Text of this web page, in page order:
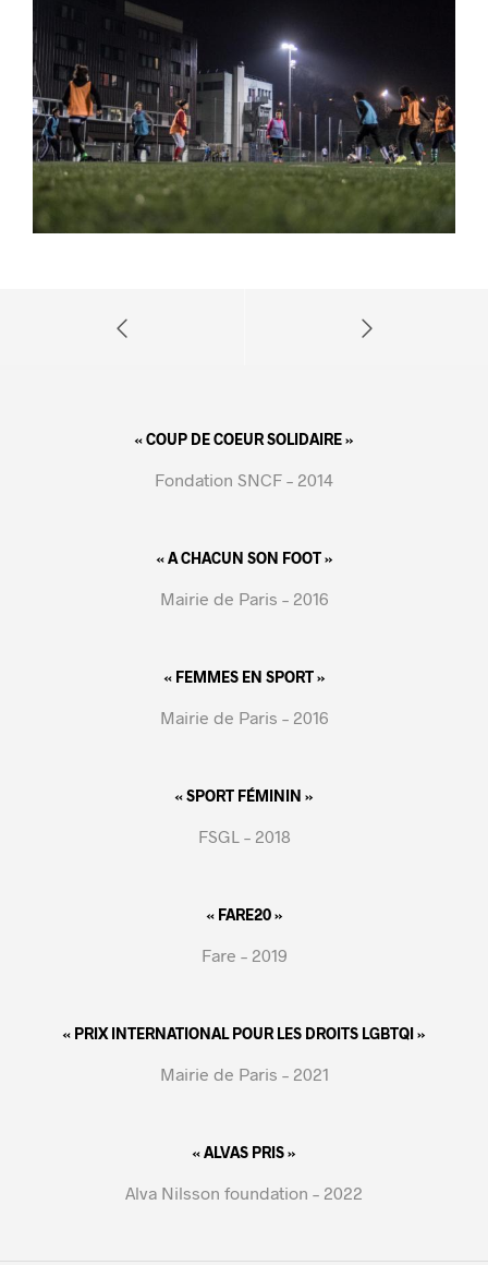
« COUP DE COEUR SOLIDAIRE »
Fondation SNCF – 2014
« A CHACUN SON FOOT »
Mairie de Paris – 2016
« FEMMES EN SPORT »
Mairie de Paris – 2016
« SPORT FÉMININ »
FSGL – 2018
« FARE20 »
Fare – 2019
« PRIX INTERNATIONAL POUR LES DROITS LGBTQI »
Mairie de Paris – 2021
« ALVAS PRIS »
Alva Nilsson foundation – 2022